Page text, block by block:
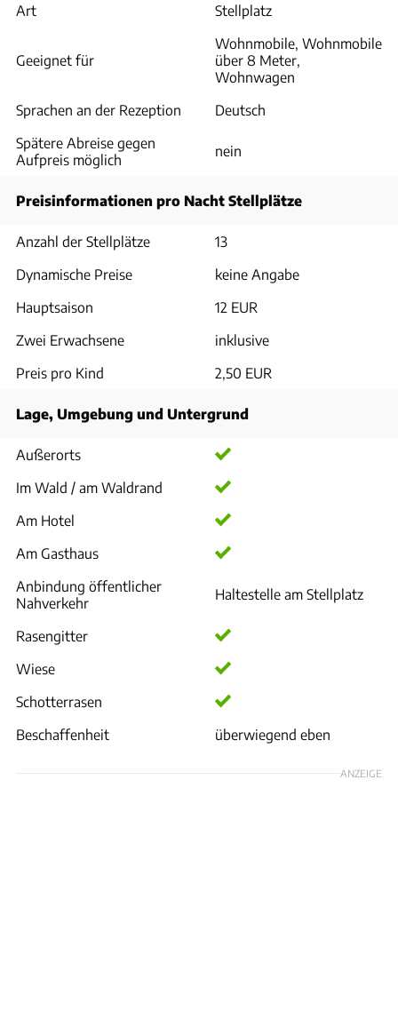
Art Stellplatz
Geeignet für
Wohnmobile, Wohnmobile
über 8 Meter,
Wohnwagen
Sprachen an der Rezeption
Deutsch
Spätere Abreise gegen
Aufpreis möglich
nein
Preisinformationen pro Nacht Stellplätze
Anzahl der Stellplätze
13
Dynamische Preise
keine Angabe
Hauptsaison
12 EUR
Zwei Erwachsene
inklusive
Preis pro Kind
2,50 EUR
Lage, Umgebung und Untergrund
Außerorts
Im Wald / am Waldrand
Am Hotel
Am Gasthaus
Anbindung öffentlicher
Nahverkehr
Haltestelle am Stellplatz
Rasengitter
Wiese
Schotterrasen
Beschaffenheit
überwiegend eben
ANZEIGE